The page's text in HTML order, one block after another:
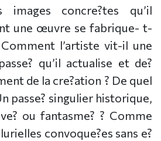
concre?tes qu’il
une œuvre se fabrique- t-
l’artiste vit-il une
qu’il actualise et de?
de la cre?ation ? De quel
passe? singulier historique,
ou fantasme? ? Comme
convoque?es sans e?